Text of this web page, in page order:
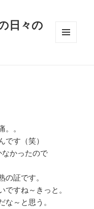
日々の
。
です（笑）
かったので
証です。
すね～きっと。
～と思う。